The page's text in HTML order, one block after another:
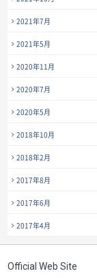
2021年7月
2021年5月
2020年11月
2020年7月
2020年5月
2018年10月
2018年2月
2017年8月
2017年6月
2017年4月
Official Web Site